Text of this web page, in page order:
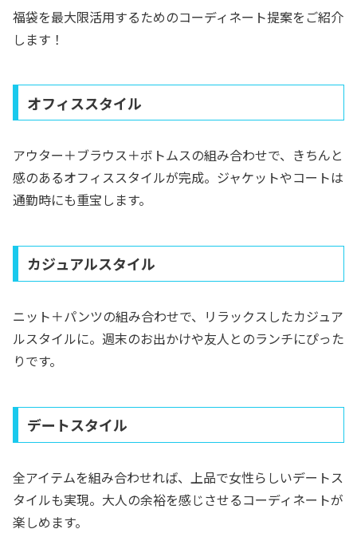
福袋を最大限活用するためのコーディネート提案をご紹介
します！
オフィススタイル
アウター＋ブラウス＋ボトムスの組み合わせで、きちんと
感のあるオフィススタイルが完成。ジャケットやコートは
通勤時にも重宝します。
カジュアルスタイル
ニット＋パンツの組み合わせで、リラックスしたカジュア
ルスタイルに。週末のお出かけや友人とのランチにぴった
りです。
デートスタイル
全アイテムを組み合わせれば、上品で女性らしいデートス
タイルも実現。大人の余裕を感じさせるコーディネートが
楽しめます。